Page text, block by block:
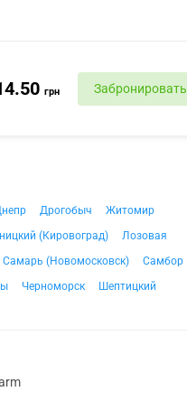
грн Забронировать
Дрогобыч
Житомир
(Кировоград)
Лозовая
Самарь (Новомосковск)
Самбор
Черноморск Шептицкий